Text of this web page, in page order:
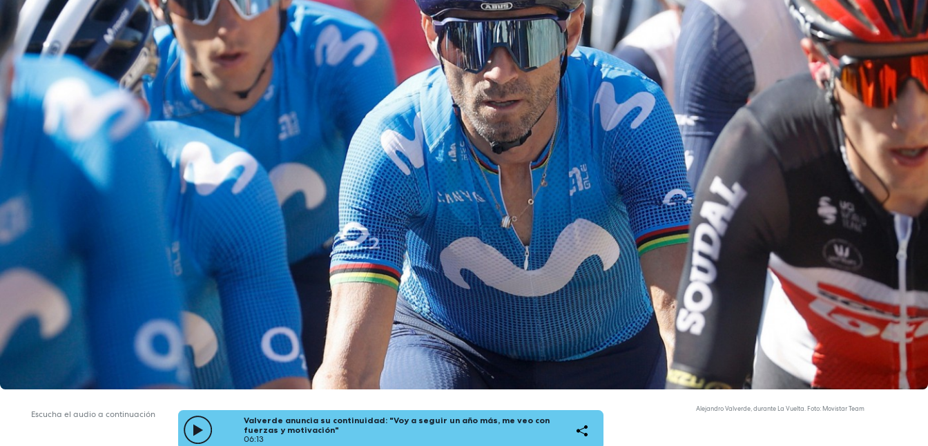
Alejandro Valverde, durante La Vuelta. Foto: Movistar Team
Escucha el audio a continuación
Valverde anuncia su continuidad: "Voy a seguir un año más, me veo con
fuerzas y motivación"
06:13